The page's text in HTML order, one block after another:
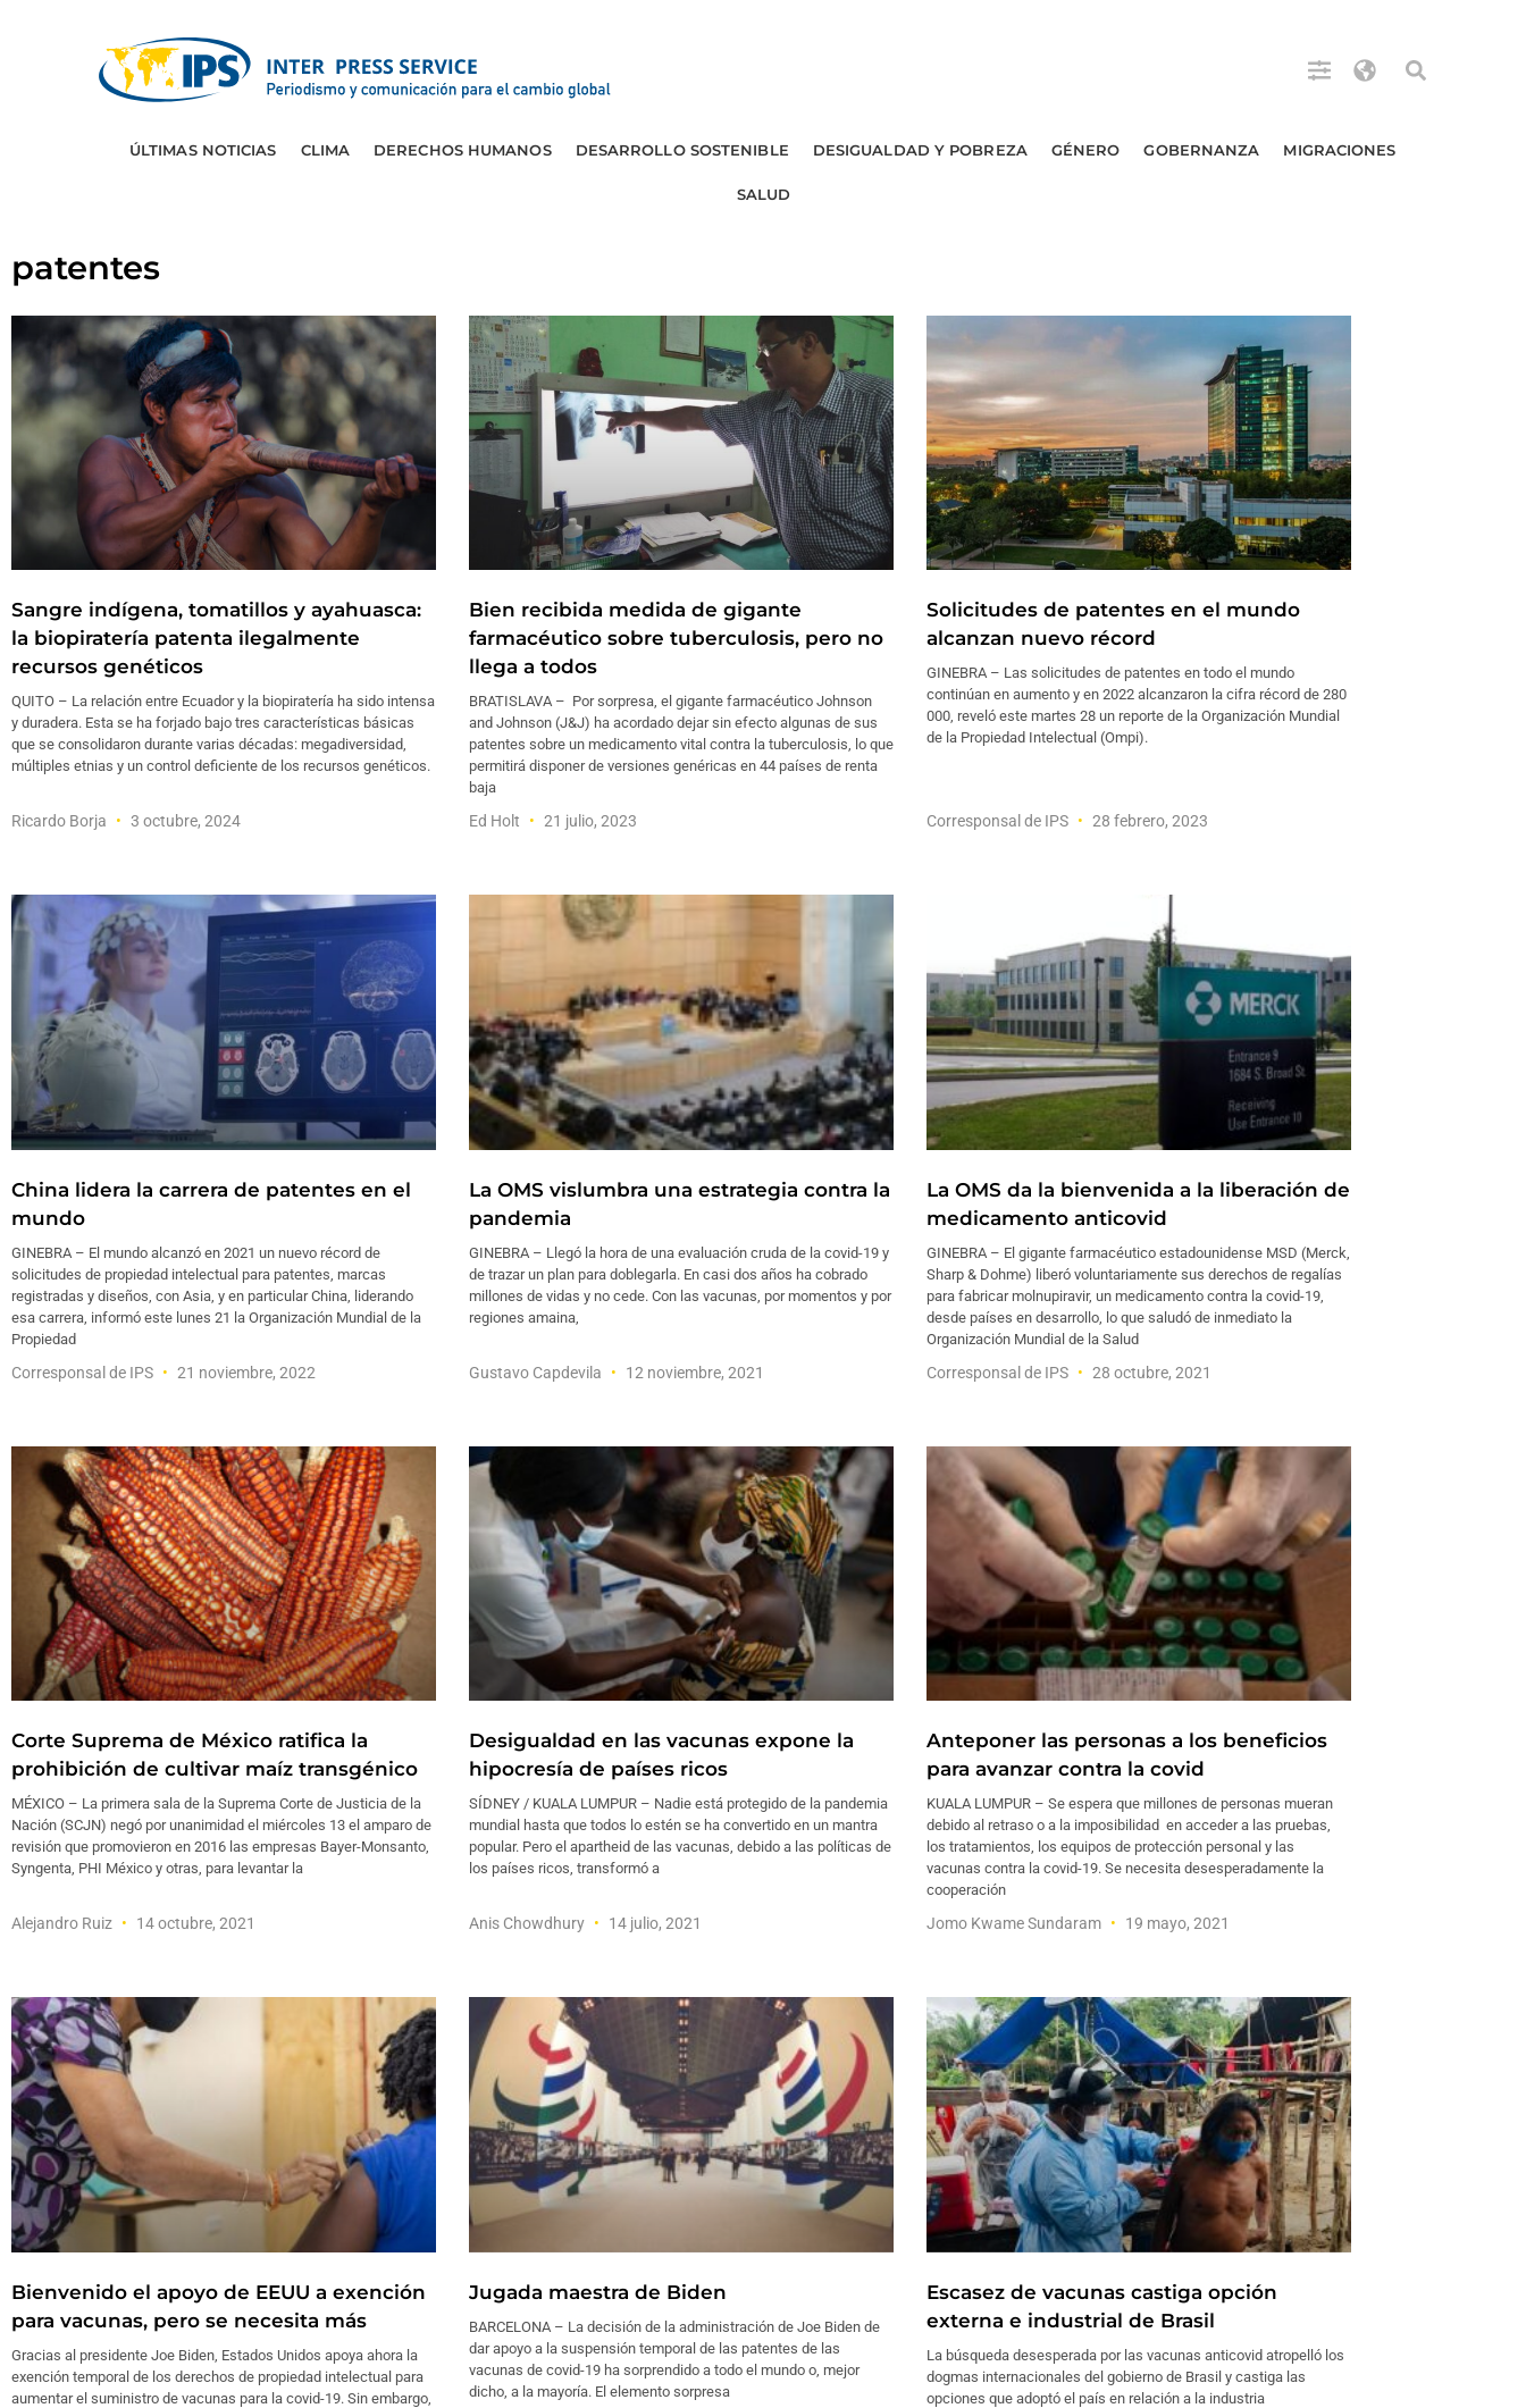
ÚLTIMAS NOTICIAS CLIMA DERECHOS HUMANOS DESARROLLO SOSTENIBLE DESIGUALDAD Y POBREZA GÉNERO GOBERNANZA MIGRACIONES
SALUD
patentes
Sangre indígena, tomatillos y ayahuasca:
la biopiratería patenta ilegalmente
recursos genéticos
QUITO – La relación entre Ecuador y la biopiratería ha sido intensa
y duradera. Esta se ha forjado bajo tres características básicas
que se consolidaron durante varias décadas: megadiversidad,
múltiples etnias y un control deficiente de los recursos genéticos.
Ricardo Borja 3 octubre, 2024
Bien recibida medida de gigante
farmacéutico sobre tuberculosis, pero no
llega a todos
BRATISLAVA – Por sorpresa, el gigante farmacéutico Johnson
and Johnson (J&J) ha acordado dejar sin efecto algunas de sus
patentes sobre un medicamento vital contra la tuberculosis, lo que
permitirá disponer de versiones genéricas en 44 países de renta
baja
Ed Holt 21 julio, 2023
Solicitudes de patentes en el mundo
alcanzan nuevo récord
GINEBRA – Las solicitudes de patentes en todo el mundo
continúan en aumento y en 2022 alcanzaron la cifra récord de 280
000, reveló este martes 28 un reporte de la Organización Mundial
de la Propiedad Intelectual (Ompi).
Corresponsal de IPS 28 febrero, 2023
China lidera la carrera de patentes en el
mundo
GINEBRA – El mundo alcanzó en 2021 un nuevo récord de
solicitudes de propiedad intelectual para patentes, marcas
registradas y diseños, con Asia, y en particular China, liderando
esa carrera, informó este lunes 21 la Organización Mundial de la
Propiedad
Corresponsal de IPS 21 noviembre, 2022
La OMS vislumbra una estrategia contra la
pandemia
GINEBRA – Llegó la hora de una evaluación cruda de la covid-19 y
de trazar un plan para doblegarla. En casi dos años ha cobrado
millones de vidas y no cede. Con las vacunas, por momentos y por
regiones amaina,
Gustavo Capdevila 12 noviembre, 2021
La OMS da la bienvenida a la liberación de
medicamento anticovid
GINEBRA – El gigante farmacéutico estadounidense MSD (Merck,
Sharp & Dohme) liberó voluntariamente sus derechos de regalías
para fabricar molnupiravir, un medicamento contra la covid-19,
desde países en desarrollo, lo que saludó de inmediato la
Organización Mundial de la Salud
Corresponsal de IPS 28 octubre, 2021
Corte Suprema de México ratifica la
prohibición de cultivar maíz transgénico
MÉXICO – La primera sala de la Suprema Corte de Justicia de la
Nación (SCJN) negó por unanimidad el miércoles 13 el amparo de
revisión que promovieron en 2016 las empresas Bayer-Monsanto,
Syngenta, PHI México y otras, para levantar la
Alejandro Ruiz 14 octubre, 2021
Desigualdad en las vacunas expone la
hipocresía de países ricos
SÍDNEY / KUALA LUMPUR – Nadie está protegido de la pandemia
mundial hasta que todos lo estén se ha convertido en un mantra
popular. Pero el apartheid de las vacunas, debido a las políticas de
los países ricos, transformó a
Anis Chowdhury 14 julio, 2021
Anteponer las personas a los beneficios
para avanzar contra la covid
KUALA LUMPUR – Se espera que millones de personas mueran
debido al retraso o a la imposibilidad en acceder a las pruebas,
los tratamientos, los equipos de protección personal y las
vacunas contra la covid-19. Se necesita desesperadamente la
cooperación
Jomo Kwame Sundaram 19 mayo, 2021
Bienvenido el apoyo de EEUU a exención
para vacunas, pero se necesita más
Gracias al presidente Joe Biden, Estados Unidos apoya ahora la
exención temporal de los derechos de propiedad intelectual para
aumentar el suministro de vacunas para la covid-19. Sin embargo,
Jugada maestra de Biden
BARCELONA – La decisión de la administración de Joe Biden de
dar apoyo a la suspensión temporal de las patentes de las
vacunas de covid-19 ha sorprendido a todo el mundo o, mejor
dicho, a la mayoría. El elemento sorpresa
Escasez de vacunas castiga opción
externa e industrial de Brasil
La búsqueda desesperada por las vacunas anticovid atropelló los
dogmas internacionales del gobierno de Brasil y castiga las
opciones que adoptó el país en relación a la industria